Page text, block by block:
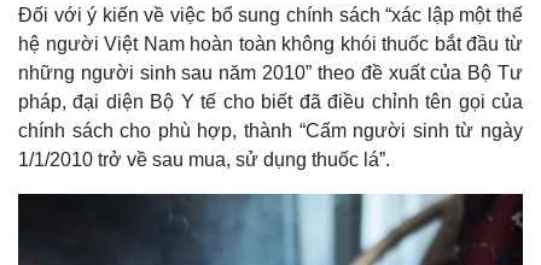
Đối với ý kiến về việc bổ sung chính sách “xác lập một thế
hệ người Việt Nam hoàn toàn không khói thuốc bắt đầu từ
những người sinh sau năm 2010” theo đề xuất của Bộ Tư
pháp, đại diện Bộ Y tế cho biết đã điều chỉnh tên gọi của
chính sách cho phù hợp, thành “Cấm người sinh từ ngày
1/1/2010 trở về sau mua, sử dụng thuốc lá”.